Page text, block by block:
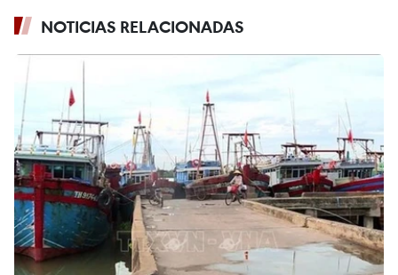
NOTICIAS RELACIONADAS